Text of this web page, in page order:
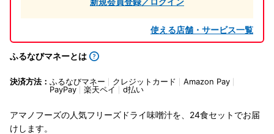
使える店舗・サービス一覧
ふるなびマネーとは
決済方法： ふるなびマネー クレジットカード
Amazon Pay
PayPay
楽天ペイ d払い
アマノフーズの人気フリーズドライ味噌汁を、24食セットでお届
けします。